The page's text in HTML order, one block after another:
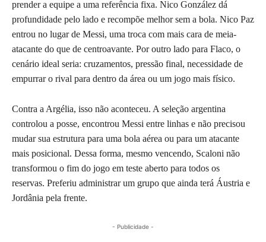
prender a equipe a uma referência fixa. Nico González dá
profundidade pelo lado e recompõe melhor sem a bola. Nico Paz
entrou no lugar de Messi, uma troca com mais cara de meia-
atacante do que de centroavante. Por outro lado para Flaco, o
cenário ideal seria: cruzamentos, pressão final, necessidade de
empurrar o rival para dentro da área ou um jogo mais físico.
Contra a Argélia, isso não aconteceu. A seleção argentina
controlou a posse, encontrou Messi entre linhas e não precisou
mudar sua estrutura para uma bola aérea ou para um atacante
mais posicional. Dessa forma, mesmo vencendo, Scaloni não
transformou o fim do jogo em teste aberto para todos os
reservas. Preferiu administrar um grupo que ainda terá Áustria e
Jordânia pela frente.
- Publicidade -